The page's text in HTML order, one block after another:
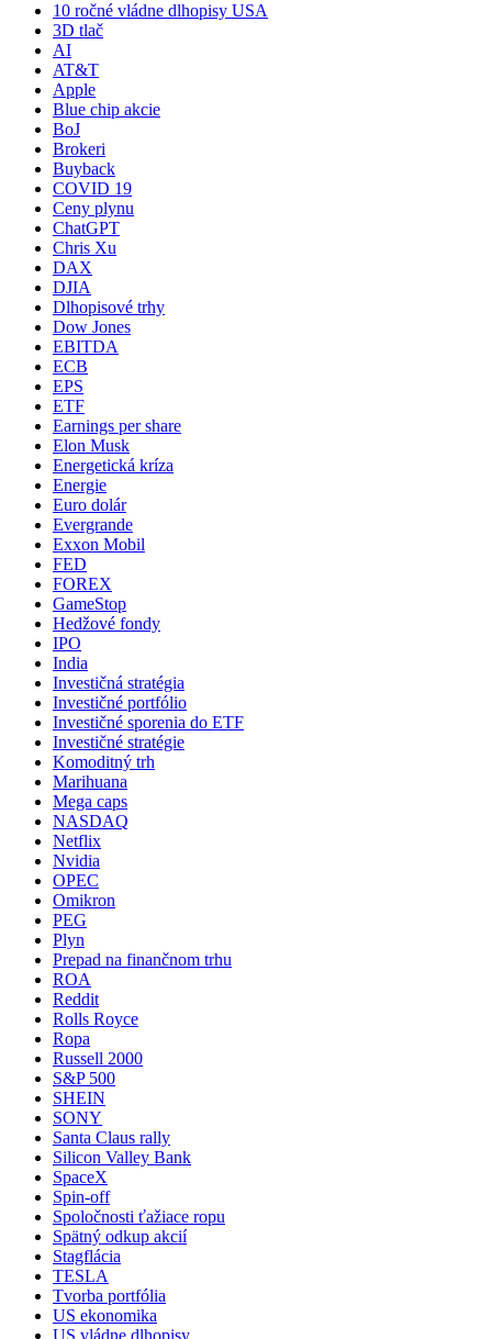
10 ročné vládne dlhopisy USA
3D tlač
AI
AT&T
Apple
Blue chip akcie
BoJ
Brokeri
Buyback
COVID 19
Ceny plynu
ChatGPT
Chris Xu
DAX
DJIA
Dlhopisové trhy
Dow Jones
EBITDA
ECB
EPS
ETF
Earnings per share
Elon Musk
Energetická kríza
Energie
Euro dolár
Evergrande
Exxon Mobil
FED
FOREX
GameStop
Hedžové fondy
IPO
India
Investičná stratégia
Investičné portfólio
Investičné sporenia do ETF
Investičné stratégie
Komoditný trh
Marihuana
Mega caps
NASDAQ
Netflix
Nvidia
OPEC
Omikron
PEG
Plyn
Prepad na finančnom trhu
ROA
Reddit
Rolls Royce
Ropa
Russell 2000
S&P 500
SHEIN
SONY
Santa Claus rally
Silicon Valley Bank
SpaceX
Spin-off
Spoločnosti ťažiace ropu
Spätný odkup akcií
Stagflácia
TESLA
Tvorba portfólia
US ekonomika